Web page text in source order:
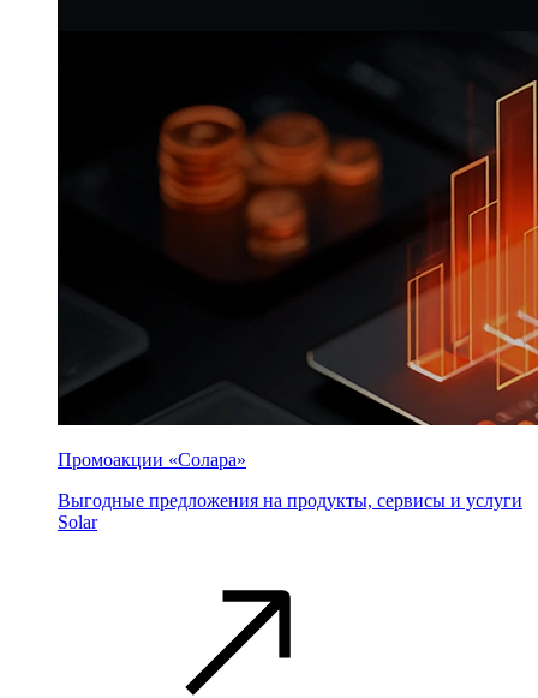
Промоакции «Солара»
Выгодные предложения на продукты, сервисы и услуги
Solar